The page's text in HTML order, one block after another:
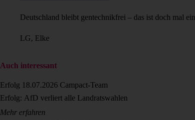
Deutschland bleibt gentechnikfrei – das ist doch mal
LG, Elke
Auch interessant
Erfolg 18.07.2026 Campact-Team
Erfolg: AfD verliert alle Landratswahlen
Mehr erfahren